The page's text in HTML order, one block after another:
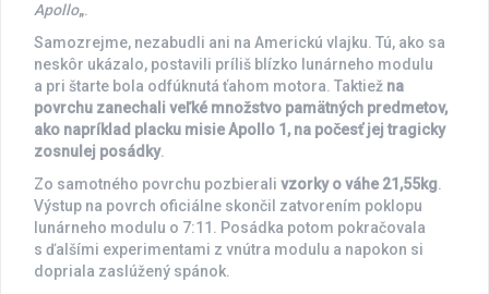
Apollo„.
Samozrejme, nezabudli ani na Americkú vlajku. Tú, ako sa
neskôr ukázalo, postavili príliš blízko lunárneho modulu
a pri štarte bola odfúknutá ťahom motora. Taktiež na
povrchu zanechali veľké množstvo pamätných predmetov,
ako napríklad placku misie Apollo 1, na počesť jej tragicky
zosnulej posádky.
Zo samotného povrchu pozbierali vzorky o váhe 21,55kg.
Výstup na povrch oficiálne skončil zatvorením poklopu
lunárneho modulu o 7:11. Posádka potom pokračovala
s ďalšími experimentami z vnútra modulu a napokon si
dopriala zaslúžený spánok.